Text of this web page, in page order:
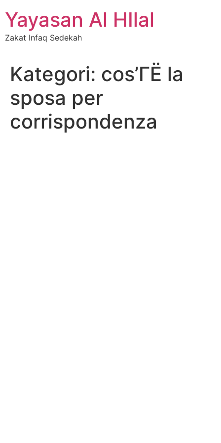
to
content
Yayasan Al HIlal
Zakat Infaq Sedekah
Kategori: cos’ГЁ la
sposa per
corrispondenza